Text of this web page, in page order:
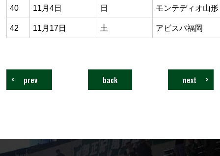
40 11月4日 日 モンテディオ山形
42 11月17日 土 アビスパ福岡
next
back
prev